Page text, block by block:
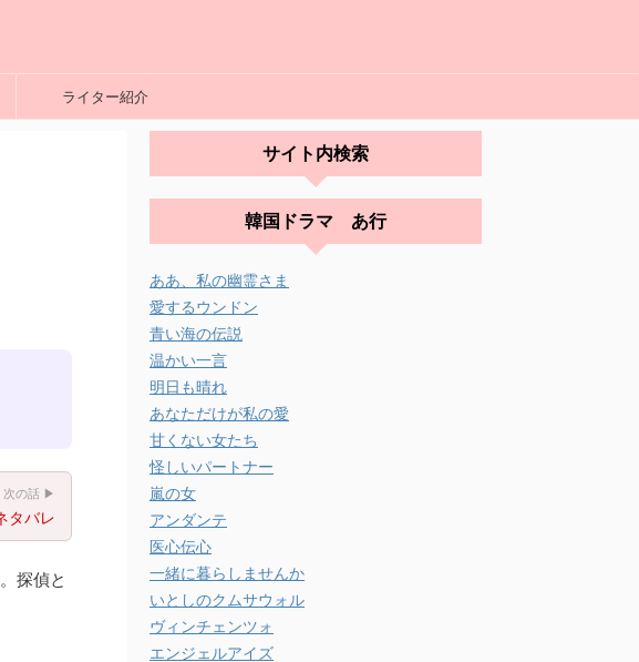
ライター紹介
次の話 ▶
タバレ
探偵と
サイト内検索
韓国ドラマ あ行
ああ、私の幽霊さま
愛するウンドン
青い海の伝説
温かい一言
明日も晴れ
あなただけが私の愛
甘くない女たち
怪しいパートナー
嵐の女
アンダンテ
医心伝心
一緒に暮らしませんか
いとしのクムサウォル
ヴィンチェンツォ
エンジェルアイズ